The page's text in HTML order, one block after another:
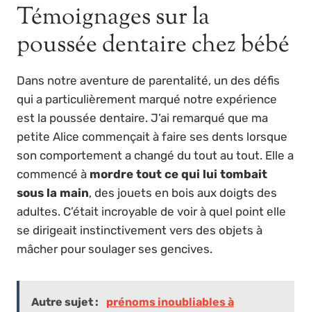
Témoignages sur la
poussée dentaire chez bébé
Dans notre aventure de parentalité, un des défis
qui a particulièrement marqué notre expérience
est la poussée dentaire. J’ai remarqué que ma
petite Alice commençait à faire ses dents lorsque
son comportement a changé du tout au tout. Elle a
commencé à mordre tout ce qui lui tombait
sous la main, des jouets en bois aux doigts des
adultes. C’était incroyable de voir à quel point elle
se dirigeait instinctivement vers des objets à
mâcher pour soulager ses gencives.
Autre sujet :
prénoms inoubliables à